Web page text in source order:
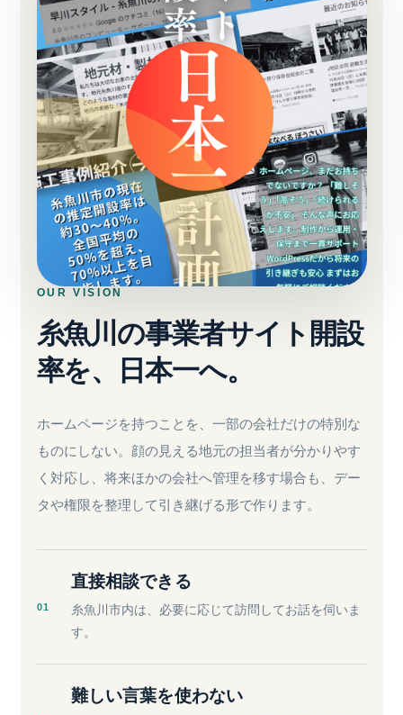
OUR VISION
糸魚川の事業者サイト開設
率を、
日本一へ。
ホームページを持つことを、一部の会社だけの特別な
ものにしない。顔の見える地元の担当者が分かりやす
く対応し、将来ほかの会社へ管理を移す場合も、デー
タや権限を整理して引き継げる形で作ります。
01
直接相談できる
糸魚川市内は、必要に応じて訪問してお話を伺いま
す。
難しい言葉を使わない